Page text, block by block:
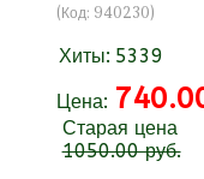
(Код: 940230)
Хиты: 5339
Цена:
Старая цена
1050.00 руб.